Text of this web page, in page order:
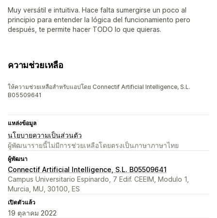
Muy versátil e intuitiva. Hace falta sumergirse un poco al
principio para entender la lógica del funcionamiento pero
después, te permite hacer TODO lo que quieras.
ความช่วยเหลือ
ให้ความช่วยเหลือสำหรับแอปโดย Connectif Artificial Intelligence, S.L.
B05509641
แหล่งข้อมูล
นโยบายความเป็นส่วนตัว
ผู้พัฒนารายนี้ไม่มีการช่วยเหลือโดยตรงเป็นภาษาภาษาไทย
ผู้พัฒนา
Connectif Artificial Intelligence, S.L. B05509641
Campus Universitario Espinardo, 7 Edif. CEEIM, Modulo 1,
Murcia, MU, 30100, ES
เปิดตัวแล้ว
19 ตุลาคม 2022